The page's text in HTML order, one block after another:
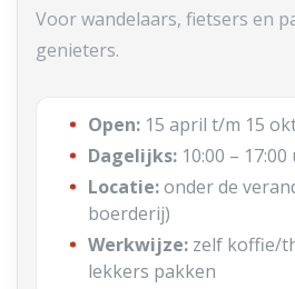
Voor wandelaars, fietsers en
genieters.
Open: 15 april t/m 15
Dagelijks: 10:00 –
Locatie:onder de
boerderij)
Werkwijze: zelf koffie/
lekkers pakken